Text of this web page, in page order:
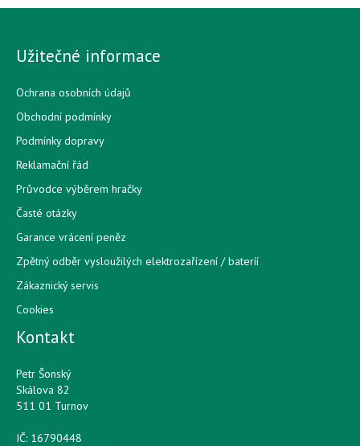
Užitečné informace
Ochrana osobních údajů
Obchodní podmínky
Podmínky dopravy
Reklamační řád
Průvodce výběrem hračky
Časté otázky
Garance vrácení peněz
Zpětný odběr vysloužilých elektrozařízení / bateríí
Zákaznický servis
Cookies
Kontakt
Petr Šonský
Skálova 82
511 01 Turnov
IČ: 16790448